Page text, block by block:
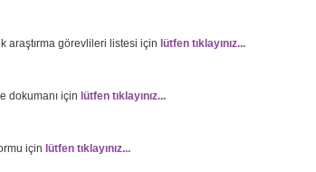
araştırma görevlileri listesi için lütfen tıklayınız...
dokumanı için lütfen tıklayınız...
için lütfen tıklayınız...